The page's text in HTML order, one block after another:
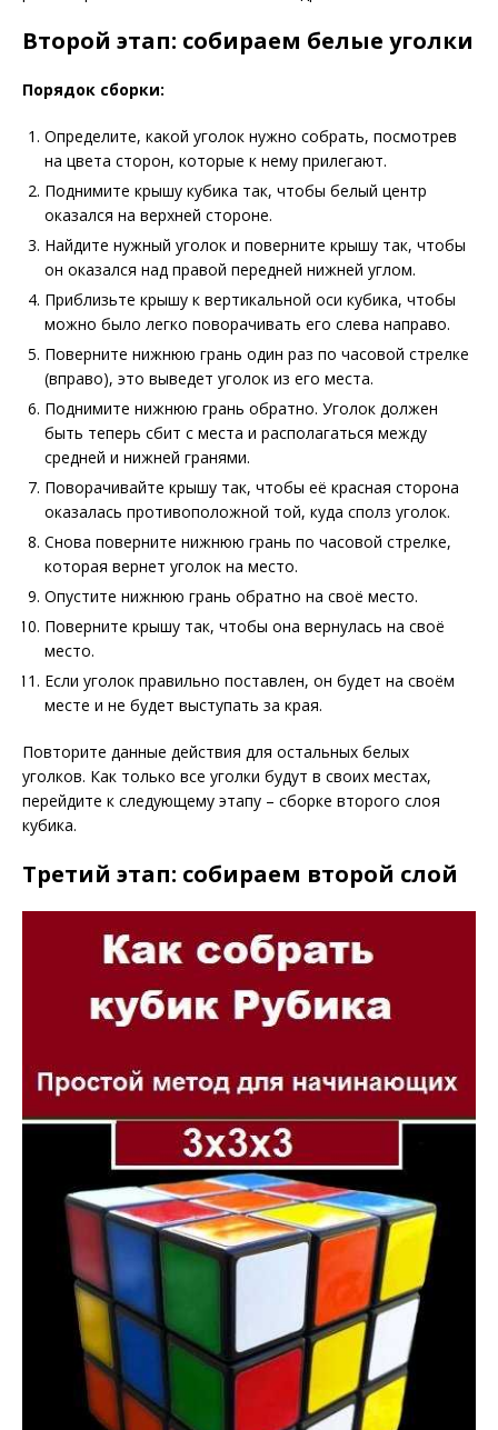
Второй этап: собираем белые уголки
Порядок сборки:
Определите, какой уголок нужно собрать, посмотрев
на цвета сторон, которые к нему прилегают.
Поднимите крышу кубика так, чтобы белый центр
оказался на верхней стороне.
Найдите нужный уголок и поверните крышу так, чтобы
он оказался над правой передней нижней углом.
Приблизьте крышу к вертикальной оси кубика, чтобы
можно было легко поворачивать его слева направо.
Поверните нижнюю грань один раз по часовой стрелке
(вправо), это выведет уголок из его места.
Поднимите нижнюю грань обратно. Уголок должен
быть теперь сбит с места и располагаться между
средней и нижней гранями.
Поворачивайте крышу так, чтобы её красная сторона
оказалась противоположной той, куда сполз уголок.
Снова поверните нижнюю грань по часовой стрелке,
которая вернет уголок на место.
Опустите нижнюю грань обратно на своё место.
Поверните крышу так, чтобы она вернулась на своё
место.
Если уголок правильно поставлен, он будет на своём
месте и не будет выступать за края.
Повторите данные действия для остальных белых
уголков. Как только все уголки будут в своих местах,
перейдите к следующему этапу – сборке второго слоя
кубика.
Третий этап: собираем второй слой